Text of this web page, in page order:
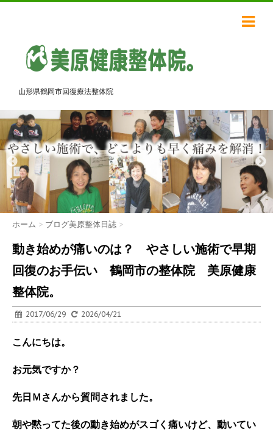
山形県鶴岡市回復療法整体院
ホーム > ブログ美原整体日誌 >
動き始めが痛いのは？ やさしい施術で早期
回復のお手伝い 鶴岡市の整体院 美原健康
整体院。
2017/06/29 2026/04/21
こんにちは。
お元気ですか？
先日Ｍさんから質問されました。
朝や黙ってた後の動き始めがスゴく痛いけど、動いてい